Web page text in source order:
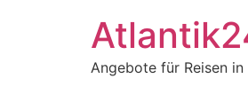
Angebote für Reisen